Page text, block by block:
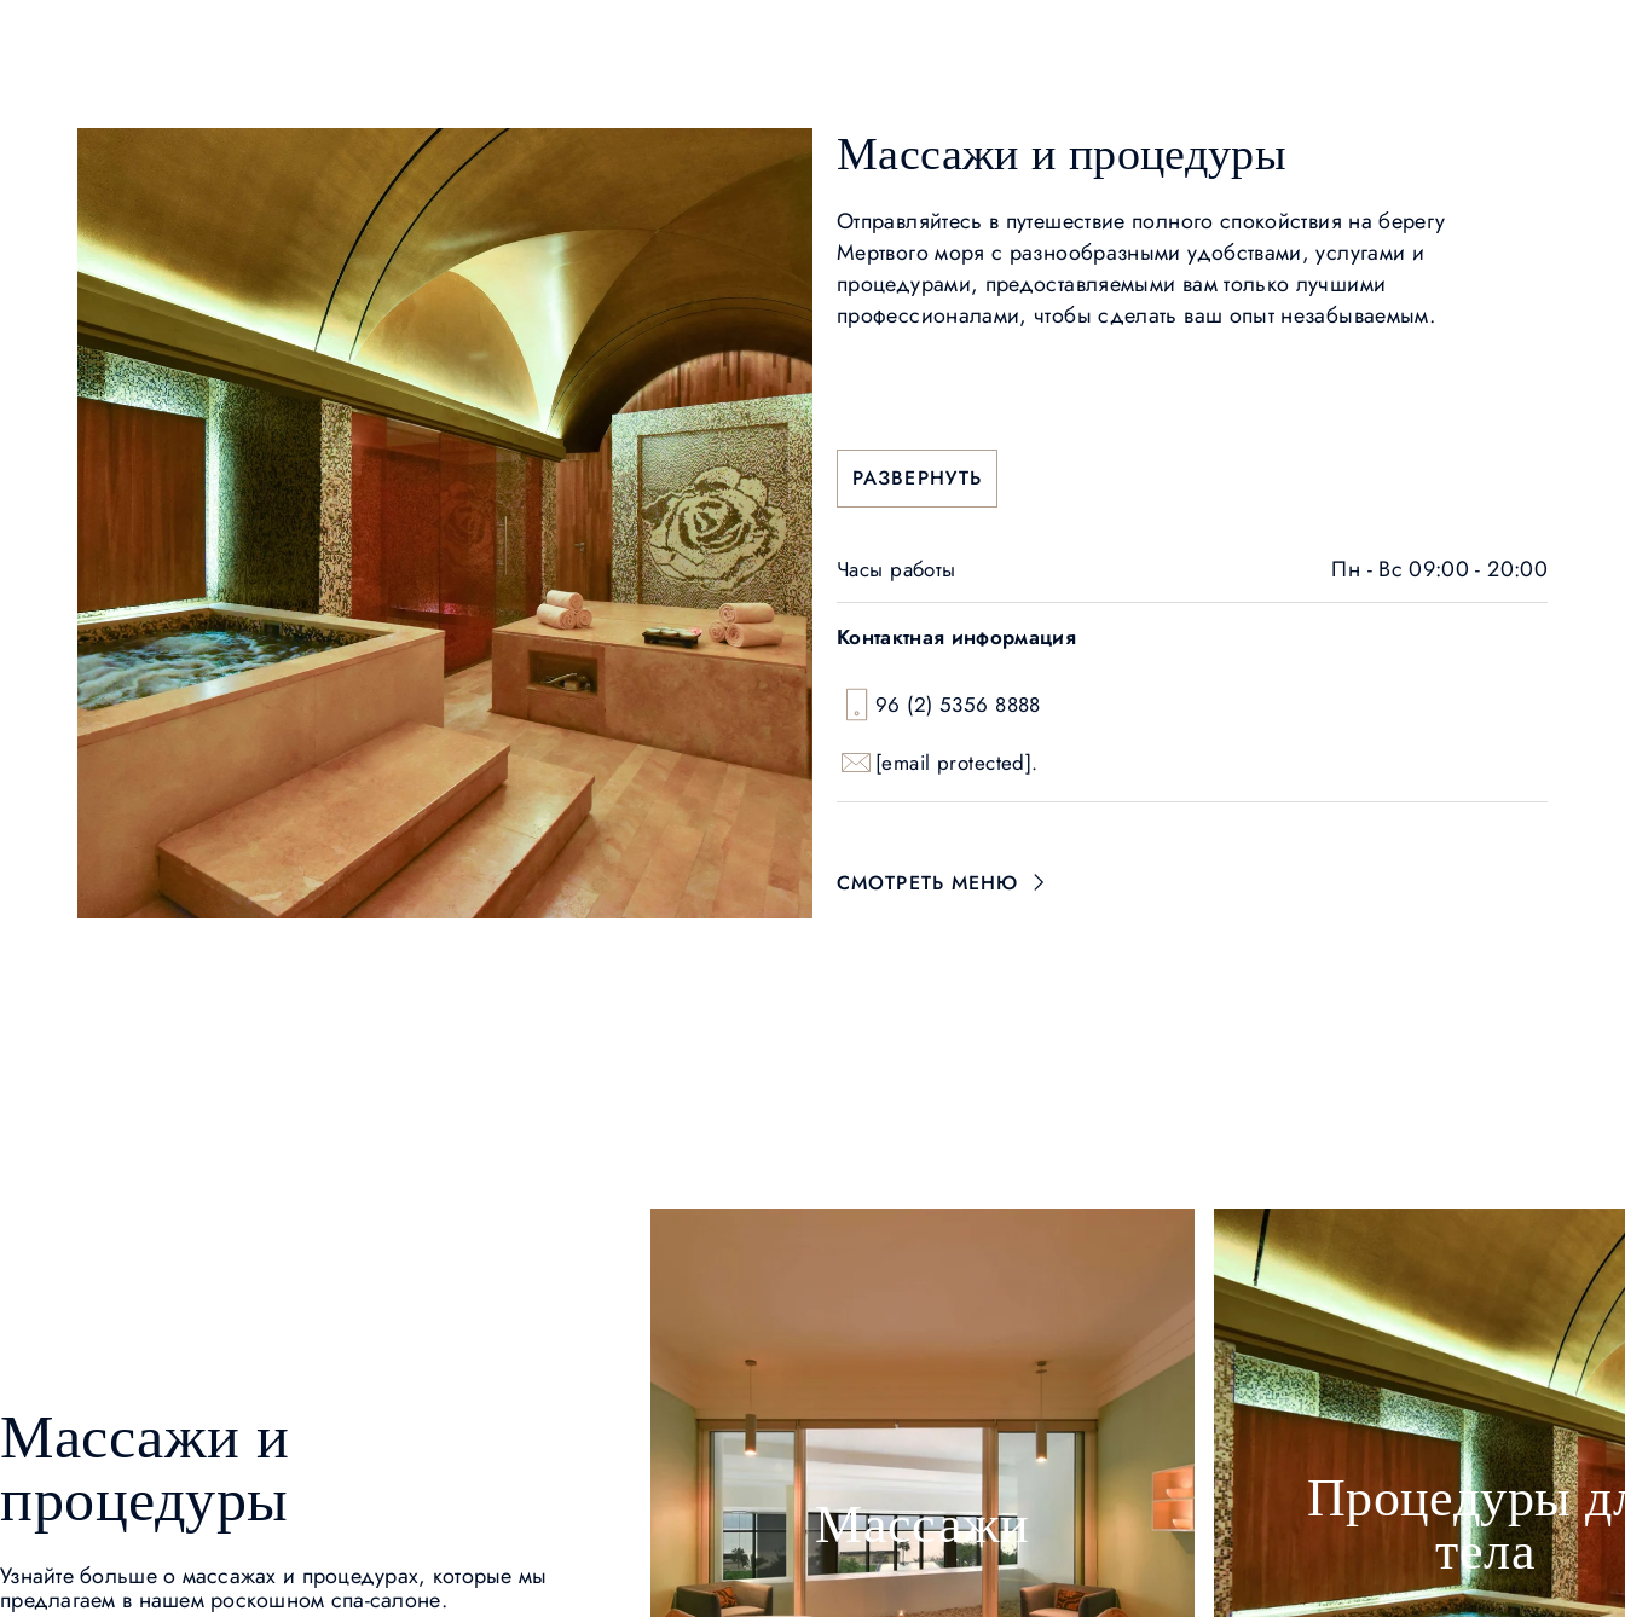
Массажи и процедуры
Отправляйтесь в путешествие полного спокойствия на берегу
Мертвого моря с разнообразными удобствами, услугами и
процедурами, предоставляемыми вам только лучшими
профессионалами, чтобы сделать ваш опыт незабываемым.
РАЗВЕРНУТЬ
Часы работы Пн - Вс 09:00 - 20:00
Контактная информация
96 (2) 5356 8888
[email protected].
СМОТРЕТЬ МЕНЮ
Массажи и
процедуры
Узнайте больше о массажах и процедурах, которые мы
предлагаем в нашем роскошном спа-салоне.
Массажи
Процедуры
тела